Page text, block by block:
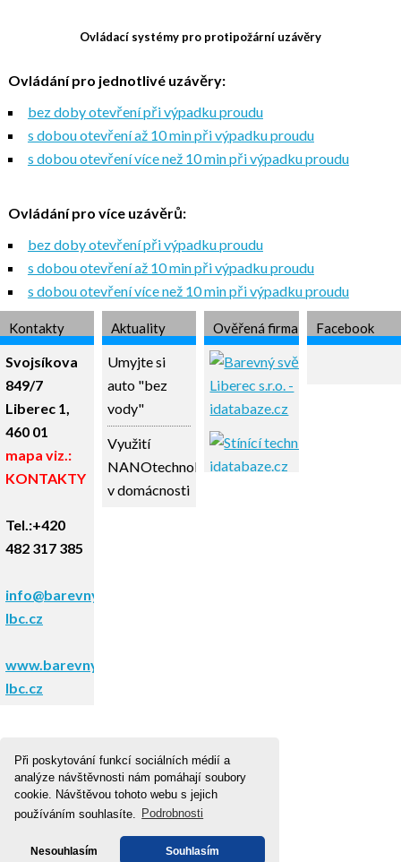
Při poskytování funkcí sociálních médií a
analýze návštěvnosti nám pomáhají soubory
cookie. Návštěvou tohoto webu s jejich
používáním souhlasíte.
Podrobnosti
Nesouhlasím Souhlasím
Ovládací systémy pro protipožární uzávěry
Ovládání pro jednotlivé uzávěry:
bez doby otevření při výpadku proudu
s dobou otevření až 10 min při výpadku proudu
s dobou otevření více než 10 min při výpadku proudu
Ovládání pro více uzávěrů:
bez doby otevření při výpadku proudu
s dobou otevření až 10 min při výpadku proudu
s dobou otevření více než 10 min při výpadku proudu
Kontakty
Svojsíkova
849/7
Liberec 1,
460 01
mapa viz.:
KONTAKTY
Tel.:+420
482 317 385
info@barevnysvet-
lbc.cz
www.barevnysvet-
lbc.cz
Aktuality
Umyjte si
auto "bez
vody"
Využití
NANOtechnologie
v domácnosti
Ověřená firma Facebook
Domů|Nahoru|Mapa
stránek|Tisk
© WebyShopy